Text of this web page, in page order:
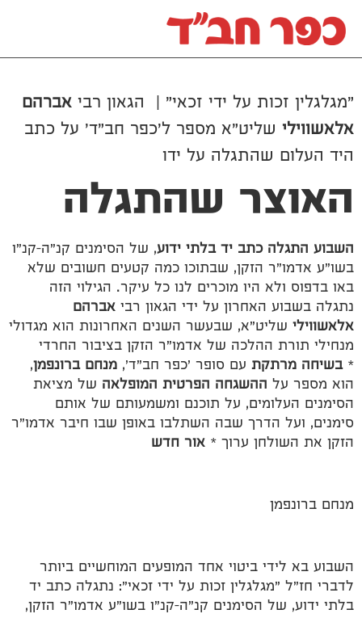
"מגלגלין זכות על ידי זכאי" | הגאון רבי אברהם
אלאשווילי שליט"א מספר ל'כפר חב"ד' על כתב
היד העלום שהתגלה על ידו
האוצר שהתגלה
השבוע התגלה כתב יד בלתי ידוע, של הסימנים קנ"ה–קנ"ו
בשו"ע אדמו"ר הזקן, שבתוכו כמה קטעים חשובים שלא
באו בדפוס ולא היו מוכרים לנו כל עיקר. הגילוי הזה
נתגלה בשבוע האחרון על ידי הגאון רבי אברהם
אלאשווילי שליט"א, שבעשר השנים האחרונות הוא מגדולי
מנחילי תורת ההלכה של אדמו"ר הזקן בציבור החרדי
*בשיחה מרתקת עם סופר 'כפר חב"ד', מנחם ברונפמן,
הוא מספר על ההשגחה הפרטית המופלאה של מציאת
הסימנים העלומים, על תוכנם ומשמעותם של אותם
סימנים, ועל הדרך שבה השתלבו באופן שבו חיבר אדמו"ר
הזקן את השולחן ערוך * אור חדש
מנחם ברונפמן
השבוע בא לידי ביטוי אחד המופעים המוחשיים ביותר
לדברי חז"ל "מגלגלין זכות על ידי זכאי": נתגלה כתב יד
בלתי ידוע, של הסימנים קנ"ה–קנ"ו בשו"ע אדמו"ר הזקן,